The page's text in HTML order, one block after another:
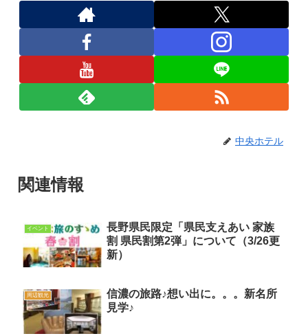
中央ホテル
関連情報
イベント
長野県民限定「県民支えあい 家族
割 県民割第2弾」について（3/26更
新）
周辺観光
信濃の旅路♪想い出に。。。新名所
見学♪